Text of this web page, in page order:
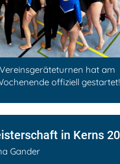
hat am
offiziell gestartet!
Gander